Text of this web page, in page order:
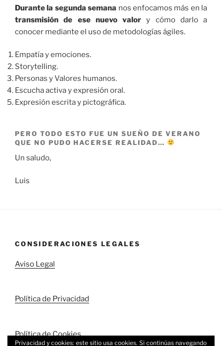
Durante la segunda semana nos enfocamos más en la
transmisión de ese nuevo valor y cómo darlo a
conocer mediante el uso de metodologías ágiles.
Empatía y emociones.
Storytelling.
Personas y Valores humanos.
Escucha activa y expresión oral.
Expresión escrita y pictográfica.
PERO TODO ESTO FUE UN SUEÑO DE VERANO
QUE NO PUDO HACERSE REALIDAD…
Un saludo,
Luis
CONSIDERACIONES LEGALES
Aviso Legal
Política de Privacidad
Política de Cookies
Privacidad y cookies: este sitio usa cookies. Si continúas navegando